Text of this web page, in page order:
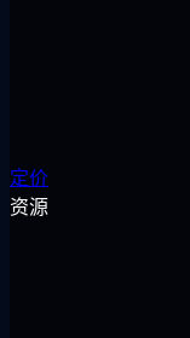
定价
资源